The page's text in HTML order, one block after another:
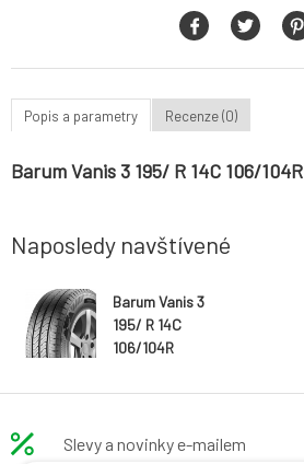
Popis a parametry Recenze (0)
Barum Vanis 3 195/ R 14C 106/104R
Naposledy navštívené
Barum Vanis 3
195/ R 14C
106/104R
Slevy a novinky e-mailem